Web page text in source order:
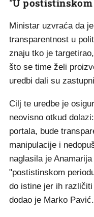
"U
Ministar uzvraća da
transparentnost u
znaju tko je
što se time želi
uredbi dali su
Cilj te uredbe je
neovisno otkud
portala, bude
manipulacije i
naglasila je
"postistinskom
do istine jer ih
dodao je Marko Pavić.